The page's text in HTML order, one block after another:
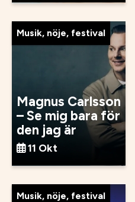
Musik, nöje, festival
Magnus Carlsson
– Se mig bara för
den jag är
11 Okt
Musik, nöje, festival